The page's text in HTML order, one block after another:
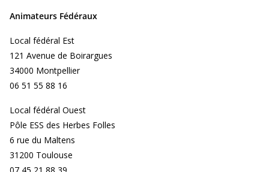
Animateurs Fédéraux
Local fédéral Est
121 Avenue de Boirargues
34000 Montpellier
06 51 55 88 16
Local fédéral Ouest
Pôle ESS des Herbes Folles
6 rue du Maltens
31200 Toulouse